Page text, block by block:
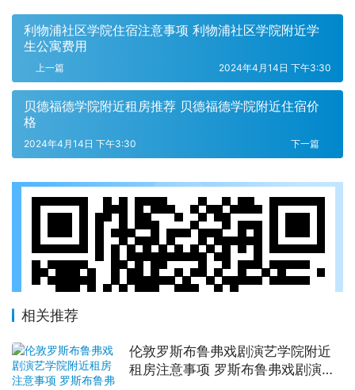
利物浦社区学院住宿注意事项 利物浦社区学院附近学
生公寓费用
上一篇 2024年4月14日 下午3:30
贝德福德学院附近租房推荐 贝德福德学院附近住宿价
格
下一篇
2024年4月14日 下午3:30
相关推荐
伦敦罗斯布鲁弗戏剧演艺学院附近
租房注意事项 罗斯布鲁弗戏剧演艺